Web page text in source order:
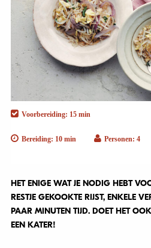
Voorbereiding: 15 min
Bereiding: 10 min Personen: 4
HET ENIGE WAT JE NODIG HEBT
RESTJE GEKOOKTE RIJST, ENKELE
PAAR MINUTEN TIJD. DOET HET
EEN KATER!